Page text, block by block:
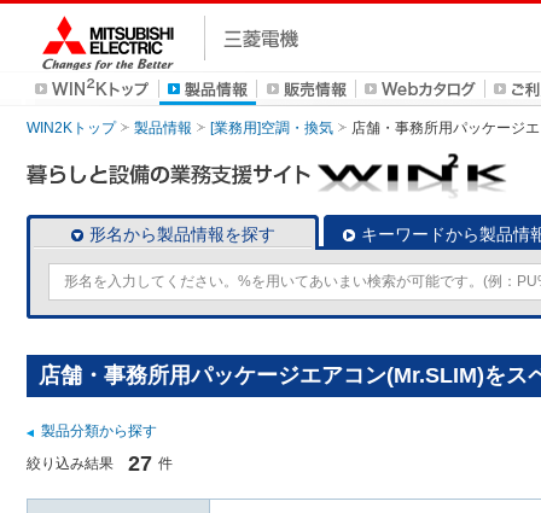
WIN2Kトップ 製品情報 [業務用]空調・換気 店舗・事務所用パッケージ
形名から製品情報を探す キーワードから製品情
店舗・事務所用パッケージエアコン(Mr.SLIM)をス
製品分類から探す
絞り込み結果
27 件